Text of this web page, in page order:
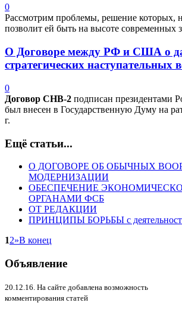
0
Рассмотрим проблемы, решение которых,
позволит ей быть на высоте современных
О Договоре между РФ и США о
стратегических наступательных
0
Договор СНВ-2 подписан президентами
был внесен в Государственную Думу на
г.
Ещё статьи...
О ДОГОВОРЕ ОБ ОБЫЧНЫХ
МОДЕРНИЗАЦИИ
ОБЕСПЕЧЕНИЕ
ОРГАНАМИ ФСБ
ОТ РЕДАКЦИИ
ПРИНЦИПЫ БОРЬБЫ с
12»В конец
Объявление
20.12.16. На сайте добавлена возможность
комментирования статей